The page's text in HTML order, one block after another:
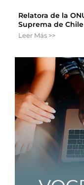
Relatora de la
Suprema de Chile
Leer Más >>